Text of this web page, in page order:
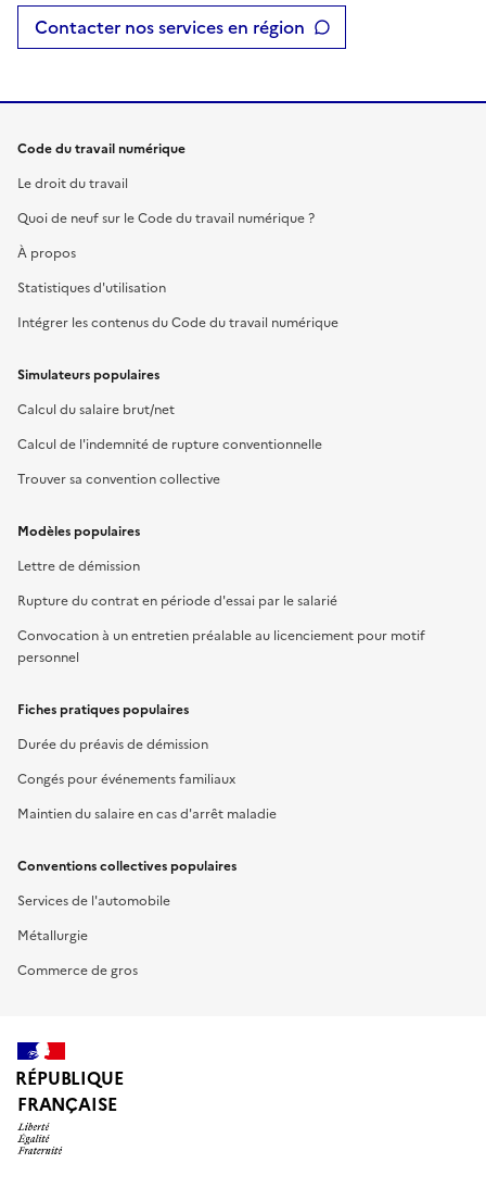
Contacter nos services en région
Code du travail numérique
Le droit du travail
Quoi de neuf sur le Code du travail numérique ?
À propos
Statistiques d'utilisation
Intégrer les contenus du Code du travail numérique
Simulateurs populaires
Calcul du salaire brut/net
Calcul de l'indemnité de rupture conventionnelle
Trouver sa convention collective
Modèles populaires
Lettre de démission
Rupture du contrat en période d'essai par le salarié
Convocation à un entretien préalable au licenciement pour motif
personnel
Fiches pratiques populaires
Durée du préavis de démission
Congés pour événements familiaux
Maintien du salaire en cas d'arrêt maladie
Conventions collectives populaires
Services de l'automobile
Métallurgie
Commerce de gros
RÉPUBLIQUE
FRANÇAISE